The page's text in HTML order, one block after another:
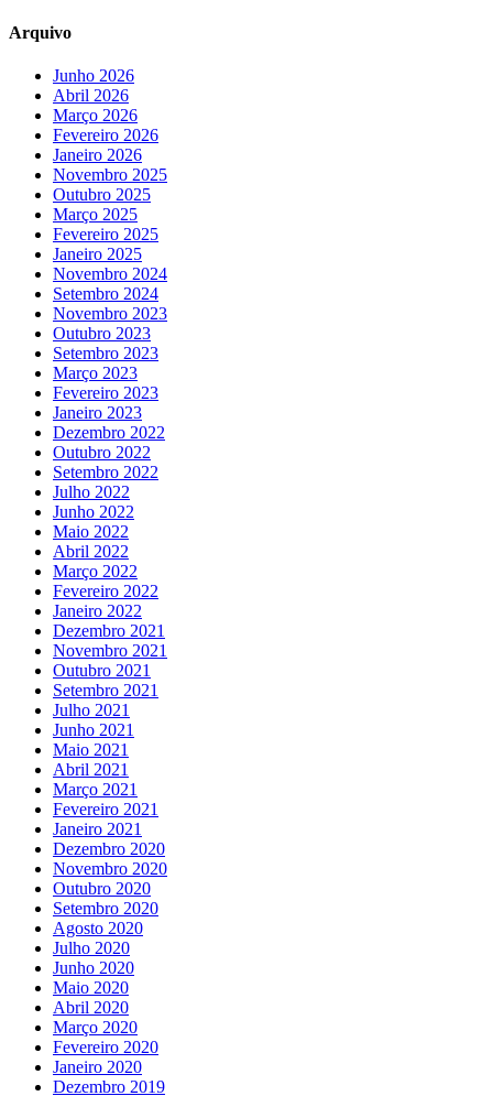
Arquivo
Junho 2026
Abril 2026
Março 2026
Fevereiro 2026
Janeiro 2026
Novembro 2025
Outubro 2025
Março 2025
Fevereiro 2025
Janeiro 2025
Novembro 2024
Setembro 2024
Novembro 2023
Outubro 2023
Setembro 2023
Março 2023
Fevereiro 2023
Janeiro 2023
Dezembro 2022
Outubro 2022
Setembro 2022
Julho 2022
Junho 2022
Maio 2022
Abril 2022
Março 2022
Fevereiro 2022
Janeiro 2022
Dezembro 2021
Novembro 2021
Outubro 2021
Setembro 2021
Julho 2021
Junho 2021
Maio 2021
Abril 2021
Março 2021
Fevereiro 2021
Janeiro 2021
Dezembro 2020
Novembro 2020
Outubro 2020
Setembro 2020
Agosto 2020
Julho 2020
Junho 2020
Maio 2020
Abril 2020
Março 2020
Fevereiro 2020
Janeiro 2020
Dezembro 2019